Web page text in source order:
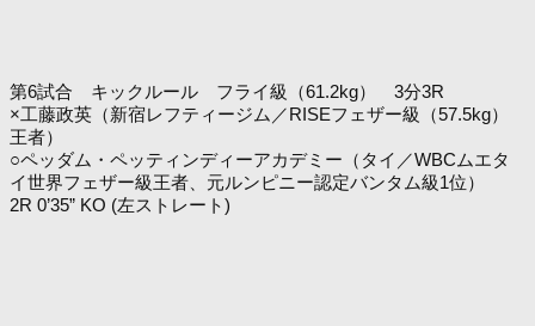
第6試合 キックルール フライ級（61.2kg） 3分3R
×工藤政英（新宿レフティージム／RISEフェザー級（57.5kg）
王者）
○ペッダム・ペッティンディーアカデミー（タイ／WBCムエタ
イ世界フェザー級王者、元ルンピニー認定バンタム級1位）
2R 0’35” KO (左ストレート)